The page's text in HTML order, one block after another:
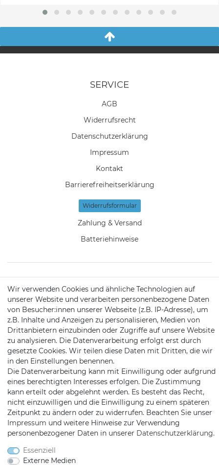
SERVICE
AGB
Widerrufs­recht
Daten­schutz­erklärung
Impressum
Kontakt
Barrierefreiheitserklärung
Widerrufs­formular
Zahlung & Versand
Batteriehinweise
KONTAKT
Telefon:09721 / 9453362
Mail:info@satshopping.de
Kopenhagenstr. 4
97424 Schweinfurt
Wir verwenden Cookies und ähnliche Technologien auf
unserer Website und verarbeiten personenbezogene Daten
von Besucher:innen unserer Webseite (z.B. IP-Adresse), um
z.B. Inhalte und Anzeigen zu personalisieren, Medien von
Drittanbietern einzubinden oder Zugriffe auf unsere Website
zu analysieren. Die Datenverarbeitung erfolgt erst durch
gesetzte Cookies. Wir teilen diese Daten mit Dritten, die wir
in den Einstellungen benennen.
Die Datenverarbeitung kann mit Einwilligung oder aufgrund
eines berechtigten Interesses erfolgen. Die Zustimmung
kann erteilt oder abgelehnt werden. Es besteht das Recht,
nicht einzuwilligen und die Einwilligung zu einem späteren
Zeitpunkt zu ändern oder zu widerrufen. Beachten Sie unser
Impressum und weitere Hinweise zur Verwendung
personenbezogener Daten in unserer Daten­schutz­erklärung.
Essenziell
Externe Medien